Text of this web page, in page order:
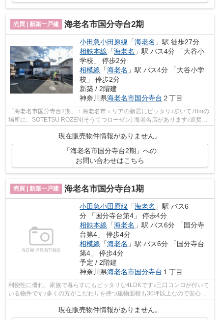
売買 | 新築一戸建 海老名市国分寺台2期
小田急小田原線 「海老名 」駅 徒歩27分
相鉄本線 「海老名 」駅 バス4分 「大谷小
学校」 停歩2分
相模線 「海老名 」駅 バス4分 「大谷小学
校」 停歩2分
新築 / 2階建
神奈川県海老名市国分寺台 ２丁目
「海老名市国分寺台2期」：海老名市エリアの新居にピッタリ♪歩いて78mの
場所に、SOTETSU ROZEN(そうてつローゼン) 海老名店があります♪追焚機
能のある浴室のでお湯が冷めてしまっても...
現在販売物件情報がありません。
「海老名市国分寺台2期」への
お問い合わせはこちら
売買 | 新築一戸建 海老名市国分寺台1期
小田急小田原線 「海老名 」駅 バス6
分 「国分寺台第4」 停歩4分
相鉄本線 「海老名 」駅 バス6分 「国分寺
台第4」 停歩4分
相模線 「海老名 」駅 バス6分 「国分寺台
第4」 停歩4分
予定 / 2階建
神奈川県海老名市国分寺台 １丁目
利便性に優れ、家族で暮らすにもピッタリな4LDKです♪三口コンロが付いて
いる物件です♪多くの方がこだわりを持つ建物面積も30坪以上なので安心で
現在販売物件情報がありません。